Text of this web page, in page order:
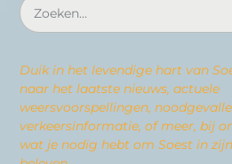
Duik in het levendige hart van
naar het laatste nieuws, actuele
weersvoorspellingen,
verkeersinformatie, of meer, bij
wat je nodig hebt om Soest in